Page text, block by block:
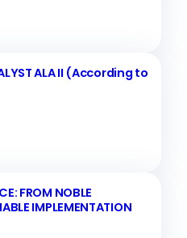
ALA II (According to
FROM NOBLE
IMPLEMENTATION